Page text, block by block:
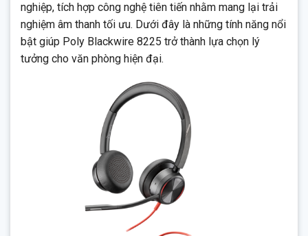
nghiệp, tích hợp công nghệ tiên tiến nhằm mang lại trải
nghiệm âm thanh tối ưu. Dưới đây là những tính năng nổi
bật giúp Poly Blackwire 8225 trở thành lựa chọn lý
tưởng cho văn phòng hiện đại.